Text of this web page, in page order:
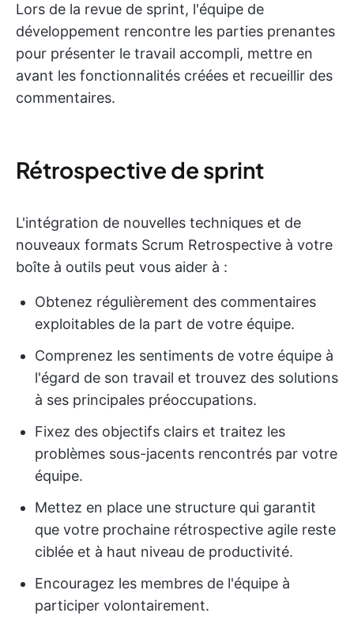
Lors de la revue de sprint, l'équipe de
développement rencontre les parties prenantes
pour présenter le travail accompli, mettre en
avant les fonctionnalités créées et recueillir des
commentaires.
Rétrospective de sprint
L'intégration de nouvelles techniques et de
nouveaux formats Scrum Retrospective à votre
boîte à outils peut vous aider à :
Obtenez régulièrement des commentaires
exploitables de la part de votre équipe.
Comprenez les sentiments de votre équipe à
l'égard de son travail et trouvez des solutions
à ses principales préoccupations.
Fixez des objectifs clairs et traitez les
problèmes sous-jacents rencontrés par votre
équipe.
Mettez en place une structure qui garantit
que votre prochaine rétrospective agile reste
ciblée et à haut niveau de productivité.
Encouragez les membres de l'équipe à
participer volontairement.